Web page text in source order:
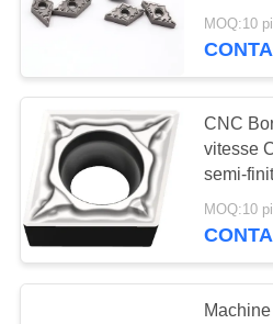
PROPOS
DE
NOUS
VISITE
Insertions
rotation de
usinage
MOQ:10
CNC
vitesse
semi-
MOQ:10